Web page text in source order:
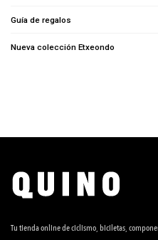
Guía de regalos
Nueva colección Etxeondo
Tu tienda online de ciclismo, biciletas,